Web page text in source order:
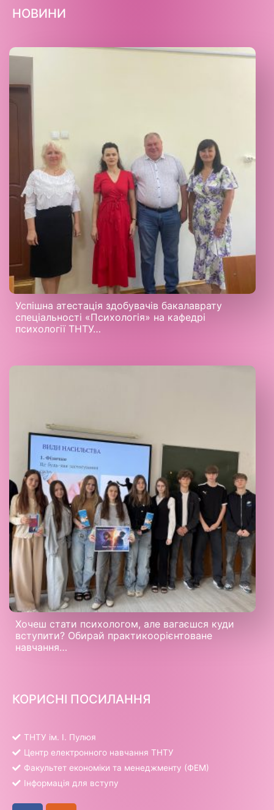
НОВИНИ
Успішна атестація здобувачів бакалаврату
спеціальності «Психологія» на кафедрі
психології ТНТУ…
Хочеш стати психологом, але вагаєшся куди
вступити? Обирай практикоорієнтоване
навчання…
КОРИСНІ ПОСИЛАННЯ
ТНТУ ім. І. Пулюя
Центр електронного навчання ТНТУ
Факультет економіки та менеджменту (ФЕМ)
Інформація для вступу